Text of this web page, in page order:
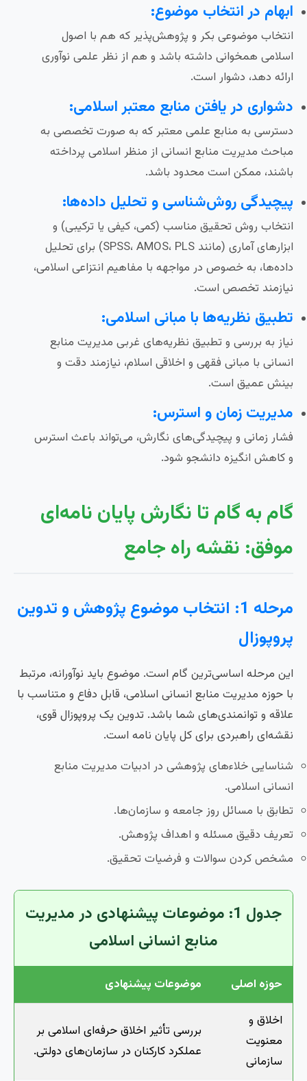
ابهام در انتخاب موضوع:
انتخاب موضوعی بکر و پژوهش‌پذیر که هم با اصول
اسلامی همخوانی داشته باشد و هم از نظر علمی نوآوری
ارائه دهد، دشوار است.
دشواری در یافتن منابع معتبر اسلامی:
دسترسی به منابع علمی معتبر که به صورت تخصصی به
مباحث مدیریت منابع انسانی از منظر اسلامی پرداخته
باشند، ممکن است محدود باشد.
پیچیدگی روش‌شناسی و تحلیل داده‌ها:
انتخاب روش تحقیق مناسب (کمی، کیفی یا ترکیبی) و
ابزارهای آماری (مانند SPSS، AMOS، PLS) برای تحلیل
داده‌ها، به خصوص در مواجهه با مفاهیم انتزاعی اسلامی،
نیازمند تخصص است.
تطبیق نظریه‌ها با مبانی اسلامی:
نیاز به بررسی و تطبیق نظریه‌های غربی مدیریت منابع
انسانی با مبانی فقهی و اخلاقی اسلام، نیازمند دقت و
بینش عمیق است.
مدیریت زمان و استرس:
فشار زمانی و پیچیدگی‌های نگارش، می‌تواند باعث استرس
و کاهش انگیزه دانشجو شود.
گام به گام تا نگارش پایان نامه‌ای
موفق: نقشه راه جامع
مرحله 1: انتخاب موضوع پژوهش و تدوین
پروپوزال
این مرحله اساسی‌ترین گام است. موضوع باید نوآورانه، مرتبط
با حوزه مدیریت منابع انسانی اسلامی، قابل دفاع و متناسب با
علاقه و توانمندی‌های شما باشد. تدوین یک پروپوزال قوی،
نقشه‌ای راهبردی برای کل پایان نامه است.
شناسایی خلاءهای پژوهشی در ادبیات مدیریت منابع
انسانی اسلامی.
تطابق با مسائل روز جامعه و سازمان‌ها.
تعریف دقیق مسئله و اهداف پژوهش.
مشخص کردن سوالات و فرضیات تحقیق.
جدول 1: موضوعات پیشنهادی در مدیریت
منابع انسانی اسلامی
حوزه اصلی موضوعات پیشنهادی
اخلاق و
معنویت
سازمانی
بررسی تأثیر اخلاق حرفه‌ای اسلامی بر
عملکرد کارکنان در سازمان‌های دولتی.